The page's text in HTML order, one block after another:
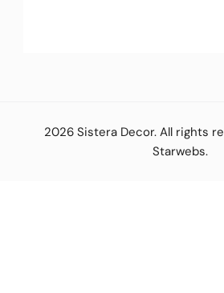
2026 Sistera Decor. All rights
Starwebs.